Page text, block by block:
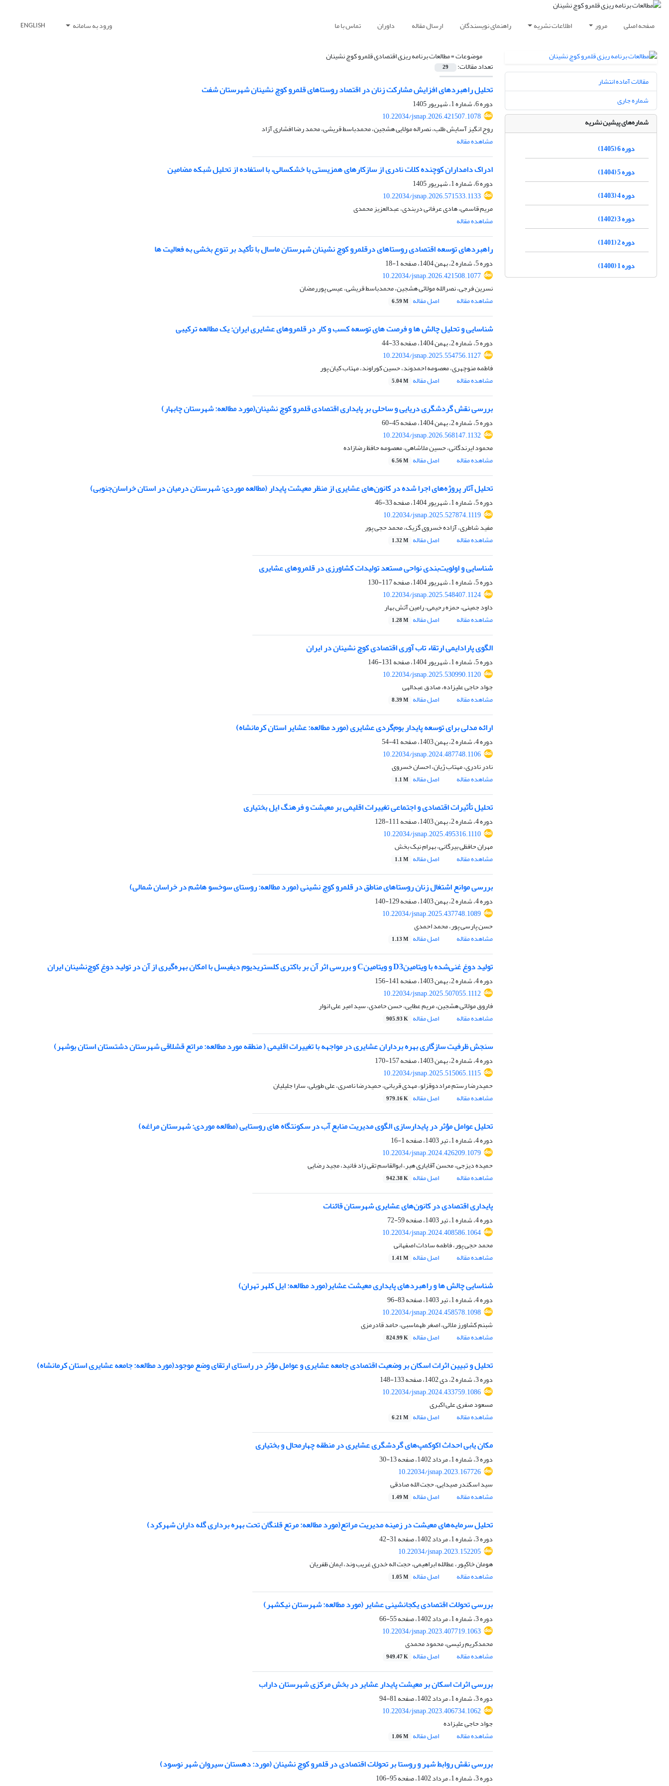
صفحه اصلی مرور اطلاعات نشریه راهنمای نویسندگان ارسال مقاله داوران تماس با ما ورود به سامانه ENGLISH
موضوعات =مطالعات برنامه ریزی اقتصادی قلمرو کوچ نشینان
تعداد مقالات: 29
تحلیل راهبردهای افزایش مشارکت زنان در اقتصاد روستاهای قلمرو کوچ نشینان شهرستان شفت
دوره 6، شماره 1، شهریور 1405
10.22034/jsnap.2026.421507.1078
روح انگیز آسایش طلب، نصراله مولایی هشجین، محمدباسط قریشی، محمد رضا افشاری آزاد
مشاهده مقاله
ادراک دامداران کوچنده کلات نادری از سازکارهای همزیستی با خشکسالی، با استفاده از تحلیل شبکه مضامین
دوره 6، شماره 1، شهریور 1405
10.22034/jsnap.2026.571533.1133
مریم قاسمی، هادی عرفانی دربندی، عبدالعزیز محمدی
مشاهده مقاله
راهبردهای توسعه اقتصادی روستاهای درقلمرو کوچ نشینان شهرستان ماسال با تأکید بر تنوع بخشی به فعالیت ها
دوره 5، شماره 2، بهمن 1404، صفحه
1-18
10.22034/jsnap.2026.421508.1077
نسرین فرجی، نصرالله مولائی هشجین، محمدباسط قریشی، عیسی پوررمضان
مشاهده مقاله
اصل مقاله 6.59 M
شناسایی و تحلیل چالش ها و فرصت های توسعه کسب و کار در قلمروهای عشایری ایران: یک مطالعه ترکیبی
دوره 5، شماره 2، بهمن 1404، صفحه
33-44
10.22034/jsnap.2025.554756.1127
فاطمه منوچهری، معصومه احمدوند، حسین کوراوند، مهتاب کیان پور
مشاهده مقاله
اصل مقاله 5.04 M
بررسی نقش گردشگری دریایی و ساحلی بر پایداری اقتصادی قلمرو کوچ ­نشینان(مورد مطالعه: شهرستان چابهار)
دوره 5، شماره 2، بهمن 1404، صفحه
45-60
10.22034/jsnap.2026.568147.1132
محمود ایرندگانی، حسین ملاشاهی، معصومه حافظ رضازاده
مشاهده مقاله
اصل مقاله 6.56 M
تحلیل آثار پروژه‌های اجرا شده در کانون‌های عشایری از منظر معیشت پایدار (مطالعه موردی: شهرستان درمیان در استان خراسان‌جنوبی)
دوره 5، شماره 1، شهریور 1404، صفحه
33-46
10.22034/jsnap.2025.527874.1119
مفید شاطری، آزاده خسروی گزیک، محمد حجی پور
مشاهده مقاله
اصل مقاله 1.32 M
شناسایی و اولویت‌بندی نواحی مستعد تولیدات کشاورزی در قلمروهای عشایری
دوره 5، شماره 1، شهریور 1404، صفحه
117-130
10.22034/jsnap.2025.548407.1124
داود جمینی، حمزه رحیمی، رامین آتش بهار
مشاهده مقاله
اصل مقاله 1.28 M
الگوی پارادایمی ارتقاء تاب آوری اقتصادی کوچ نشینان در ایران
دوره 5، شماره 1، شهریور 1404، صفحه
131-146
10.22034/jsnap.2025.530990.1120
جواد حاجی علیزاده، صادق عبدالهی
مشاهده مقاله
اصل مقاله 8.39 M
ارائه مدلی برای توسعه پایدار بوم‌گردی عشایری (مورد مطالعه: عشایر استان کرمانشاه)
دوره 4، شماره 2، بهمن 1403، صفحه
41-54
10.22034/jsnap.2024.487748.1106
نادر نادری، مهتاب ژیان، احسان خسروی
مشاهده مقاله
اصل مقاله 1.1 M
تحلیل تأثیرات اقتصادی و اجتماعی تغییرات اقلیمی بر معیشت و فرهنگ ایل بختیاری
دوره 4، شماره 2، بهمن 1403، صفحه
111-128
10.22034/jsnap.2025.495316.1110
مهران حافظی بیرگانی، بهرام نیک بخش
مشاهده مقاله
اصل مقاله 1.1 M
بررسی موانع اشتغال زنان روستاهای مناطق در قلمرو کوچ نشینی (مورد مطالعه: روستای سوخسو هاشم در خراسان شمالی)
دوره 4، شماره 2، بهمن 1403، صفحه
129-140
10.22034/jsnap.2025.437748.1089
حسن پارسی پور، محمد احمدی
مشاهده مقاله
اصل مقاله 1.13 M
تولید دوغ غنی‌شده با ویتامینD3 و ویتامینC و بررسی اثر آن بر باکتری کلستریدیوم دیفیسل با امکان بهره‌گیری از آن در تولید دوغ کوچ‌نشینان ایران
دوره 4، شماره 2، بهمن 1403، صفحه
141-156
10.22034/jsnap.2025.507055.1112
فاروق مولائی هشجین، مریم عطایی، حسن حامدی، سید امیر علی انوار
مشاهده مقاله
اصل مقاله 905.93 K
سنجش ظرفیت سازگاری بهره برداران عشایری در مواجهه با تغییرات اقلیمی ( منطقه مورد مطالعه: مراتع قشلاقی شهرستان دشتستان استان بوشهر)
دوره 4، شماره 2، بهمن 1403، صفحه
157-170
10.22034/jsnap.2025.515065.1115
حمیدرضا رستم مراددوقزلو، مهدی قربانی، حمیدرضا ناصری، علی طویلی، سارا جلیلیان
مشاهده مقاله
اصل مقاله 979.16 K
تحلیل عوامل مؤثر در پایدارسازی الگوی مدیریت منابع آب در سکونتگاه های روستایی (مطالعه موردی: شهرستان مراغه)
دوره 4، شماره 1، تیر 1403، صفحه
1-16
10.22034/jsnap.2024.426209.1079
حمیده دیزجی، محسن آقایاری هیر، ابوالقاسم تقی زاد فانید، مجید رضایی
مشاهده مقاله
اصل مقاله 942.38 K
پایداری اقتصادی در کانون‌های عشایری شهرستان قائنات
دوره 4، شماره 1، تیر 1403، صفحه
59-72
10.22034/jsnap.2024.408586.1064
محمد حجی پور، فاطمه سادات اصفهانی
مشاهده مقاله
اصل مقاله 1.41 M
شناسایی چالش ها و راهبردهای پایداری معیشت عشایر(مورد مطالعه: ایل کلهر تهران)
دوره 4، شماره 1، تیر 1403، صفحه
83-96
10.22034/jsnap.2024.458578.1098
شبنم کشاورز ملائی، اصغر طهماسبی، حامد قادرمزی
مشاهده مقاله
اصل مقاله 824.99 K
تحلیل و تبیین اثرات اسکان بر وضعیت اقتصادی جامعه عشایری و عوامل مؤثر در راستای ارتقای وضع موجود(مورد مطالعه: جامعه عشایری استان کرمانشاه)
دوره 3، شماره 2، دی 1402، صفحه
133-148
10.22034/jsnap.2024.433759.1086
مسعود صفری علی اکبری
مشاهده مقاله
اصل مقاله 6.21 M
مکان یابی احداث اکوکمپ‌های گردشگری عشایری در منطقه چهارمحال و بختیاری
دوره 3، شماره 1، مرداد 1402، صفحه
13-30
10.22034/jsnap.2023.167726
سید اسکندر صیدایی، حجت الله صادقی
مشاهده مقاله
اصل مقاله 1.49 M
تحلیل سرمایه‌های معیشت در زمینه مدیریت مراتع(مورد مطالعه: مرتع قلنگان تحت بهره برداری گله داران شهرکرد)
دوره 3، شماره 1، مرداد 1402، صفحه
31-42
10.22034/jsnap.2023.152205
هومان خاکپور، عطالله ابراهیمی، حجت اله خدری غریب وند، ایمان ظفریان
مشاهده مقاله
اصل مقاله 1.05 M
بررسی تحولات اقتصادی یکجانشینی عشایر (مورد مطالعه: شهرستان نیکشهر)
دوره 3، شماره 1، مرداد 1402، صفحه
55-66
10.22034/jsnap.2023.407719.1063
محمدکریم رئیسی، محمود محمدی
مشاهده مقاله
اصل مقاله 949.47 K
بررسی اثرات اسکان بر معیشت پایدار عشایر در بخش مرکزی شهرستان داراب
دوره 3، شماره 1، مرداد 1402، صفحه
81-94
10.22034/jsnap.2023.406734.1062
جواد حاجی علیزاده
مشاهده مقاله
اصل مقاله 1.06 M
بررسی نقش روابط شهر و روستا بر تحولات اقتصادی در قلمرو کوچ نشینان (مورد: دهستان سیروان شهر نوسود)
دوره 3، شماره 1، مرداد 1402، صفحه
95-106
مقالات آماده انتشار
شماره جاری
شماره‌های پیشین نشریه
دوره 6 (1405)
دوره 5 (1404)
دوره 4 (1403)
دوره 3 (1402)
دوره 2 (1401)
دوره 1 (1400)